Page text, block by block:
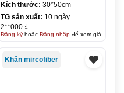
Kích thước: 30*50cm
TG sản xuất: 10 ngày
2**000 ₫
Đăng kýhoặc Đăng nhậpđể xem giá
Khăn mircofiber